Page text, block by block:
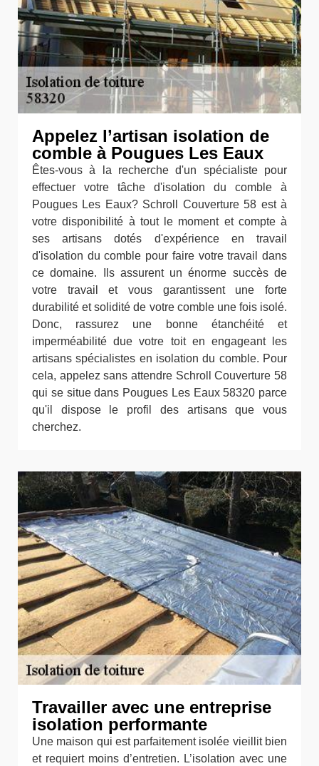
Appelez l’artisan isolation de
comble à Pougues Les Eaux
Êtes-vous à la recherche d'un spécialiste pour
effectuer votre tâche d'isolation du comble à
Pougues Les Eaux? Schroll Couverture 58 est à
votre disponibilité à tout le moment et compte à
ses artisans dotés d'expérience en travail
d'isolation du comble pour faire votre travail dans
ce domaine. Ils assurent un énorme succès de
votre travail et vous garantissent une forte
durabilité et solidité de votre comble une fois isolé.
Donc, rassurez une bonne étanchéité et
imperméabilité due votre toit en engageant les
artisans spécialistes en isolation du comble. Pour
cela, appelez sans attendre Schroll Couverture 58
qui se situe dans Pougues Les Eaux 58320 parce
qu'il dispose le profil des artisans que vous
cherchez.
Travailler avec une entreprise
isolation performante
Une maison qui est parfaitement isolée vieillit bien
et requiert moins d’entretien. L’isolation avec une